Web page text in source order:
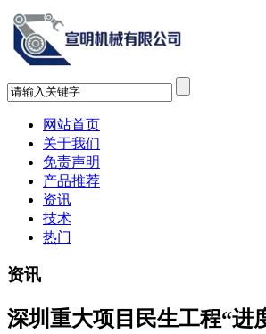
网站首页
关于我们
免责声明
产品推荐
资讯
技术
热门
资讯
深圳重大项目民生工程“进